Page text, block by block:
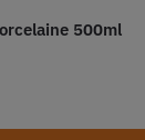
500ml